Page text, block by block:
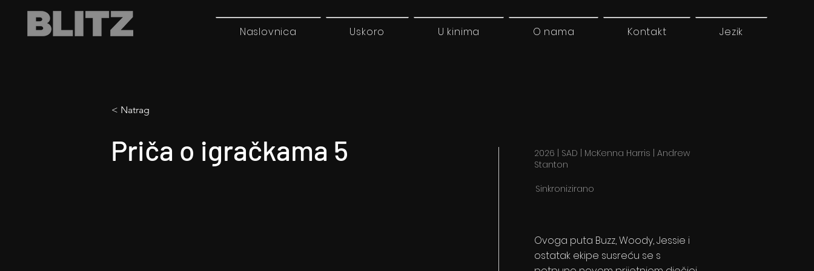
Naslovnica Uskoro U kinima O nama Kontakt Jezik
< Natrag
Priča o igračkama 5
2026 | SAD | McKenna Harris | Andrew
Stanton
Sinkronizirano
Ovoga puta Buzz, Woody, Jessie i
ostatak ekipe susreću se s